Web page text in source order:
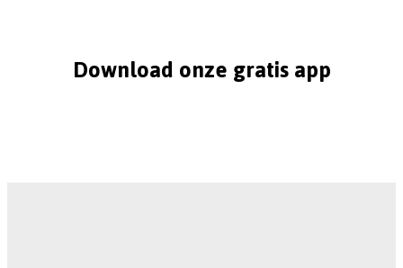
Download onze gratis app